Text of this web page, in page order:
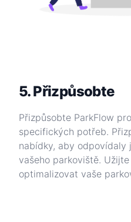
5. Přizpůsobte
Přizpůsobte ParkFlow
specifických potřeb.
nabídky, aby odpovídaly
vašeho parkoviště.
optimalizovat vaše